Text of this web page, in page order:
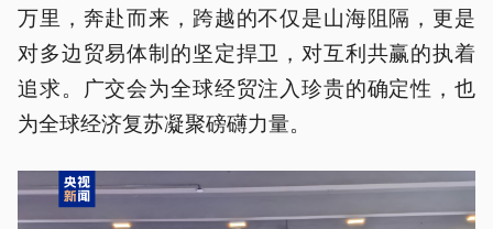
万里，奔赴而来，跨越的不仅是山海阻隔，更是
对多边贸易体制的坚定捍卫，对互利共赢的执着
追求。广交会为全球经贸注入珍贵的确定性，也
为全球经济复苏凝聚磅礴力量。